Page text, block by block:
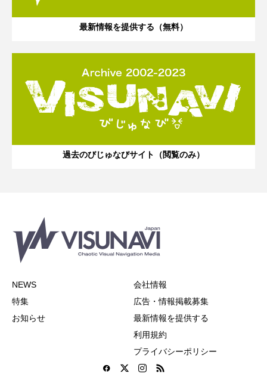
最新情報を提供する（無料）
過去のびじゅなびサイト（閲覧のみ）
NEWS
特集
お知らせ
会社情報
広告・情報掲載募集
最新情報を提供する
利用規約
プライバシーポリシー